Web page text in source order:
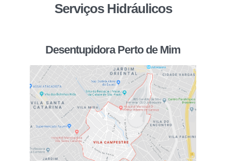
Serviços Hidráulicos
Desentupidora Perto de Mim